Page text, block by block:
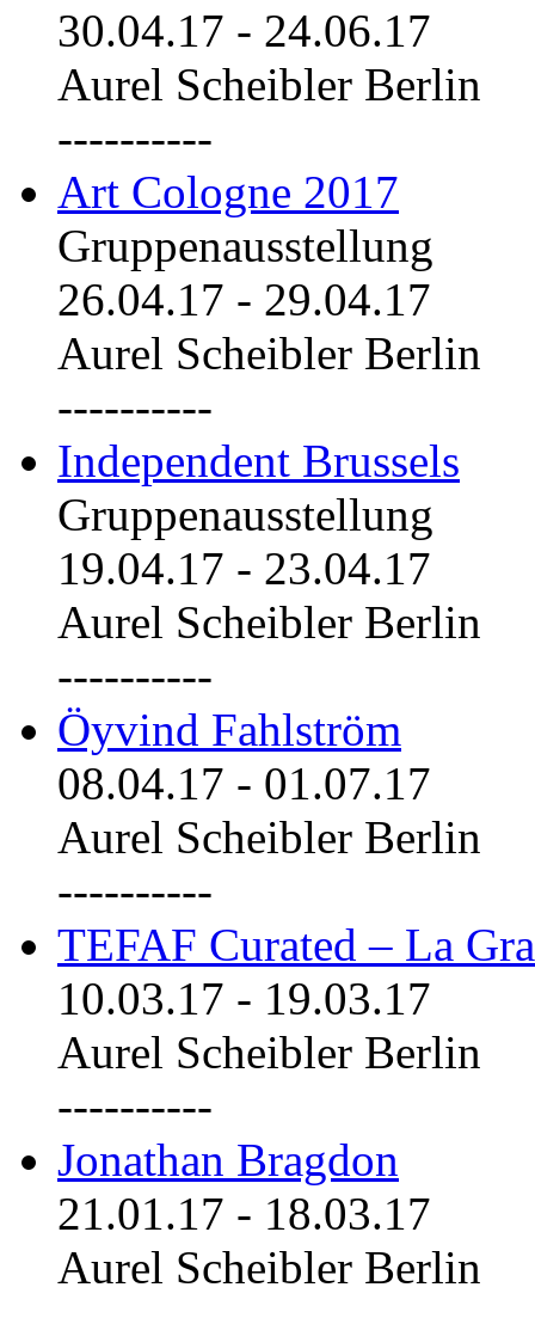
30.04.17 - 24.06.17
Aurel Scheibler Berlin
----------
Art Cologne 2017
Gruppenausstellung
26.04.17 - 29.04.17
Aurel Scheibler Berlin
----------
Independent Brussels
Gruppenausstellung
19.04.17 - 23.04.17
Aurel Scheibler Berlin
----------
Öyvind Fahlström
08.04.17 - 01.07.17
Aurel Scheibler Berlin
----------
TEFAF Curated – La
10.03.17 - 19.03.17
Aurel Scheibler Berlin
----------
Jonathan Bragdon
21.01.17 - 18.03.17
Aurel Scheibler Berlin